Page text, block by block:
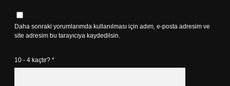
Daha sonraki yorumlarımda kullanılması için adım, e-posta adresim ve
site adresim bu tarayıcıya kaydedilsin.
10 - 4 kaçtır? *